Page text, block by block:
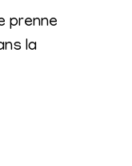
prenne
la